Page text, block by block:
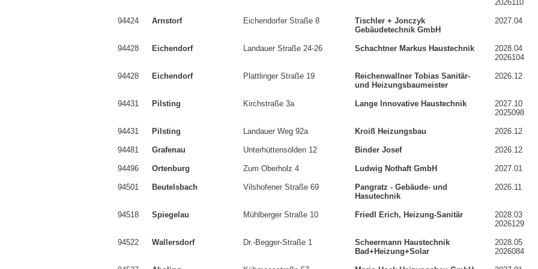
2026110
94424 Arnstorf Eichendorfer Straße 8
Tischler + Jonczyk
Gebäudetechnik GmbH
2027.04
94428 Eichendorf Landauer Straße 24-26 Schachtner Markus Haustechnik
2028.04
2026104
94428 Eichendorf Plattlinger Straße 19
Reichenwallner Tobias Sanitär-
und Heizungsbaumeister
2026.12
94431 Pilsting Kirchstraße 3a Lange Innovative Haustechnik
2027.10
2025098
94431 Pilsting Landauer Weg 92a Kroiß Heizungsbau 2026.12
94481 Grafenau Unterhüttensölden 12 Binder Josef 2026.12
94496 Ortenburg Zum Oberholz 4 Ludwig Nothaft GmbH 2027.01
94501 Beutelsbach Vilshofener Straße 69
Pangratz - Gebäude- und
Hasutechnik
2026.11
94518 Spiegelau Mühlberger Straße 10 Friedl Erich, Heizung-Sanitär
2028.03
2026129
94522 Wallersdorf Dr.-Begger-Straße 1
Scheermann Haustechnik
Bad+Heizung+Solar
2028.05
2026084